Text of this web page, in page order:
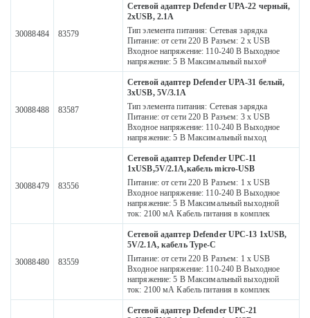
30088484 83579
Сетевой адаптер Defender UPA-22 черный,
2xUSB, 2.1А
Тип элемента питания: Сетевая зарядка
Питание: от сети 220 В Разъем: 2 х USB
Входное напряжение: 110-240 В Выходное
напряжение: 5 В Максимальный выхо#
30088488 83587
Сетевой адаптер Defender UPA-31 белый,
3xUSB, 5V/3.1А
Тип элемента питания: Сетевая зарядка
Питание: от сети 220 В Разъем: 3 x USB
Входное напряжение: 110-240 В Выходное
напряжение: 5 В Максимальный выход
30088479 83556
Сетевой адаптер Defender UPC-11
1xUSB,5V/2.1А,кабель micro-USB
Питание: от сети 220 В Разъем: 1 x USB
Входное напряжение: 110-240 В Выходное
напряжение: 5 В Максимальный выходной
ток: 2100 мА Кабель питания в комплек
30088480 83559
Сетевой адаптер Defender UPC-13 1xUSB,
5V/2.1А, кабель Type-C
Питание: от сети 220 В Разъем: 1 x USB
Входное напряжение: 110-240 В Выходное
напряжение: 5 В Максимальный выходной
ток: 2100 мА Кабель питания в комплек
Сетевой адаптер Defender UPC-21